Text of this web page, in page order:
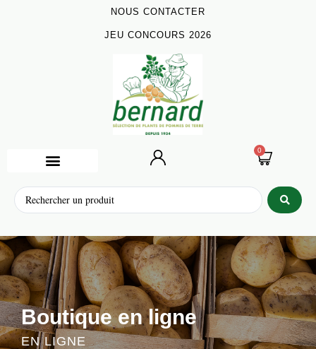
NOUS CONTACTER
JEU CONCOURS 2026
0
Boutique en ligne
EN LIGNE